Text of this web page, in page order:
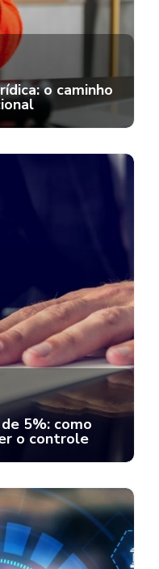
o caminho
5%: como
o controle